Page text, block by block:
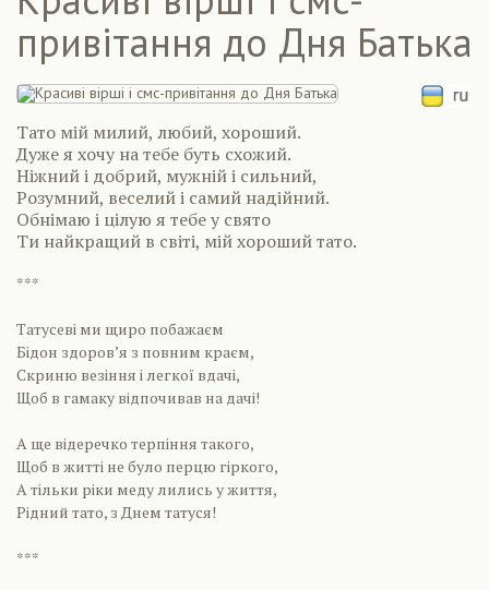
привітання до Дня Батька
Тато мій милий, любий, хороший.
Дуже я хочу на тебе буть схожий.
Ніжний і добрий, мужній і сильний,
Розумний, веселий і самий надійний.
Обнімаю і цілую я тебе у свято
Ти найкращий в світі, мій хороший тато.
***
Татусеві ми щиро побажаєм
Бідон здоров’я з повним краєм,
Скриню везіння і легкої вдачі,
Щоб в гамаку відпочивав на дачі!
А ще відеречко терпіння такого,
Щоб в житті не було перцю гіркого,
А тільки ріки меду лились у життя,
Рідний тато, з Днем татуся!
***